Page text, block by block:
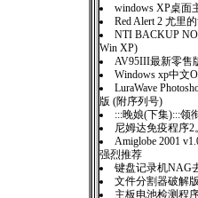
windows XP桌面
Red Alert 2 尤里
NTI BACKUP
Win XP)
AV95III最新零售
Windows xp中文
LuraWave
版 (附序列号)
:::晚娘(下集):::领
尼姆达免疫程序2
Amiglobe 2001
强烈推荐
键盘记录机NAG
文件分割器破解版
主板电池检测程